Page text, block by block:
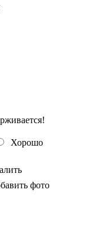
Хорошо
фото